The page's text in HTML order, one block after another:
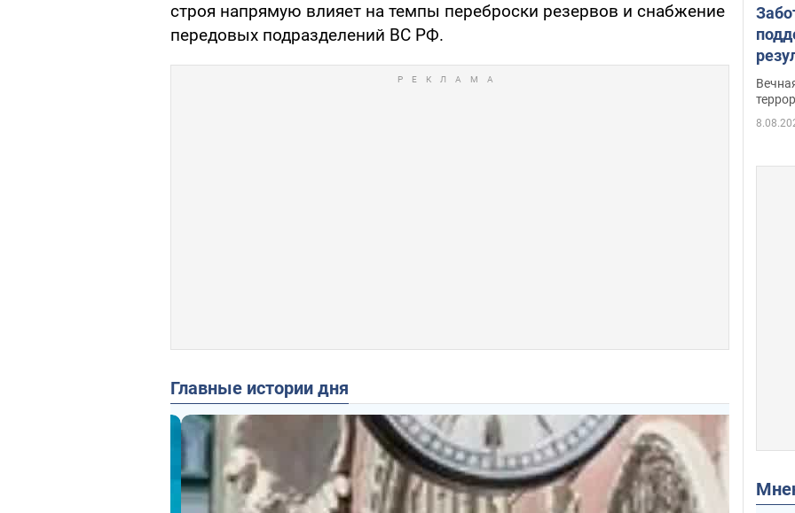
строя напрямую влияет на темпы переброски резервов и снабжение
передовых подразделений ВС РФ.
Главные истории дня